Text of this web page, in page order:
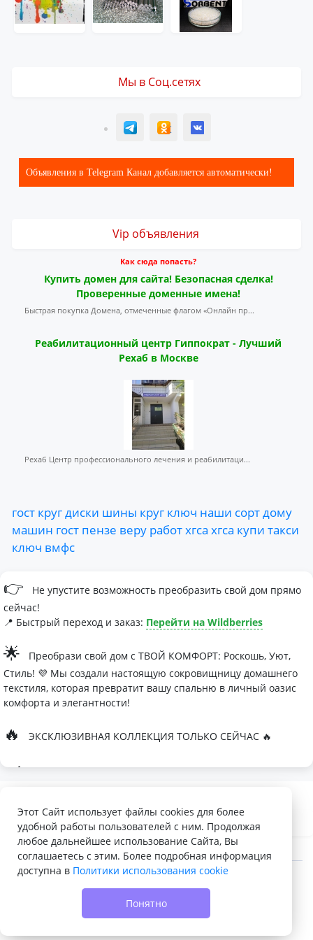
Мы в Соц.сетях
T ОК ВК
Объявления в Telegram Канал добавляется автоматически!
Vip объявления
Как сюда попасть?
Купить домен для сайта! Безопасная сделка!
Проверенные доменные имена!
Быстрая покупка Домена, отмеченные флагом «Онлайн пр...
Реабилитационный центр Гиппократ - Лучший
Рехаб в Москве
Рехаб Центр профессионального лечения и реабилитаци...
гост кругдиски шины круг ключ наши сортдому
машин гост пензе веру работхгса хгса купи такси
ключ вмфс
👉
Не упустите возможность преобразить свой дом прямо
сейчас!
📍 Быстрый переход и заказ: Перейти на Wildberries
🌟
Преобрази свой дом с ТВОЙ КОМФОРТ: Роскошь, Уют,
Стиль! 💜 Мы создали настоящую сокровищницу домашнего
текстиля, которая превратит вашу спальню в личный оазис
комфорта и элегантности!
🔥 ЭКСКЛЮЗИВНАЯ КОЛЛЕКЦИЯ ТОЛЬКО СЕЙЧАС 🔥
🛏
Палитра изысканных оттенков:
- Темно-серый для минималистичных интерьеров
- Сиреневый для романтичных натур
- Персиковый мусс для теплой атмосферы
Шелковые одеяла Тусса - мечта о совершенном сне
Этот Сайт использует файлы cookies для более
удобной работы пользователей с ним. Продолжая
любое дальнейшее использование Сайта, Вы
соглашаетесь с этим. Более подробная информация
доступна в Политики использования cookie
Понятно
© 2022 - 2026 Доска объявлений VELQ.RU